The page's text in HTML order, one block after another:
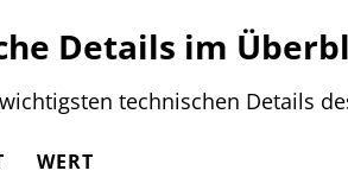
Details im
technischen Details
WERT